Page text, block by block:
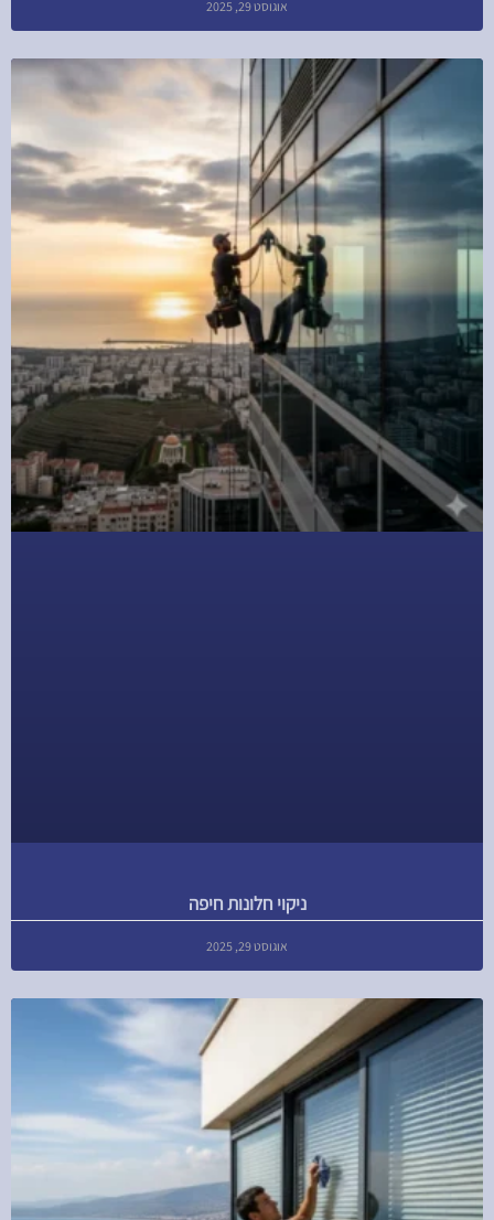
אוגוסט 29, 2025
ניקוי חלונות חיפה
אוגוסט 29, 2025